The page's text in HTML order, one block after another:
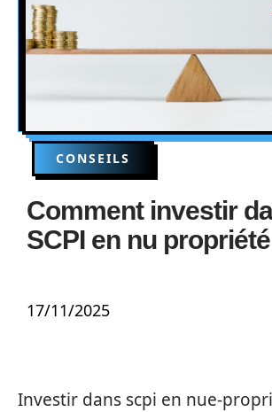
CONSEILS
Comment investir
SCPI en nu
17/11/2025
Investir dans scpi en nue-